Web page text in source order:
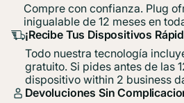
Compre con confianza. Plug
inigualable de 12 meses en
¡Recibe Tus Dispositivos
Todo nuestra tecnología
gratuito. Si pides antes de las
dispositivo within 2 business
Devoluciones Sin